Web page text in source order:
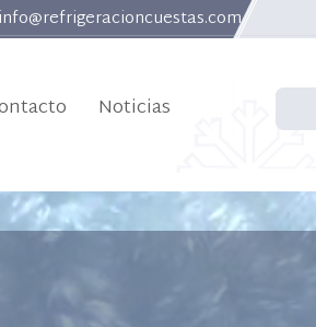
info@refrigeracioncuestas.com
Noticias